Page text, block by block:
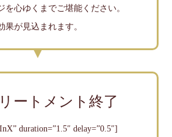
を心ゆくまでご堪能ください。
果が見込まれます。
リートメント終了
duration=”1.5″ delay=”0.5″]